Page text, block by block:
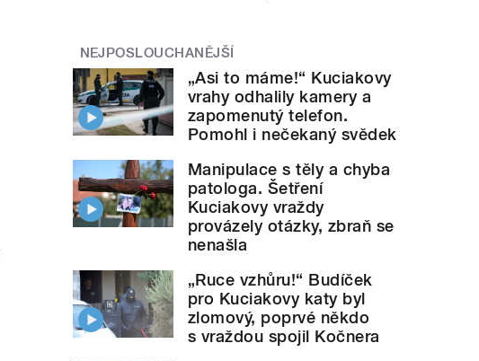
NEJPOSLOUCHANĚJŠÍ
„Asi to máme!“ Kuciakovy
vrahy odhalily kamery a
zapomenutý telefon.
Pomohl i nečekaný svědek
Manipulace s těly a chyba
patologa. Šetření
Kuciakovy vraždy
provázely otázky, zbraň se
nenašla
„Ruce vzhůru!“ Budíček
pro Kuciakovy katy byl
zlomový, poprvé někdo
s vraždou spojil Kočnera